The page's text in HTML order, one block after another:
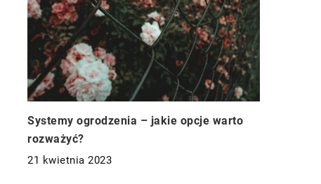
Systemy ogrodzenia – jakie opcje warto
rozważyć?
21 kwietnia 2023